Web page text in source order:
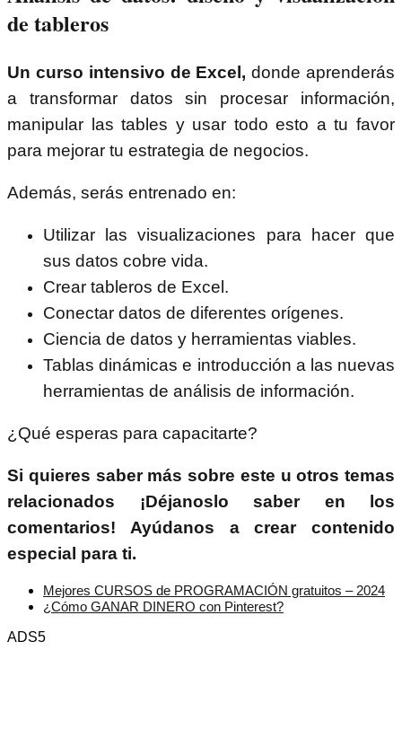
de tableros
Un curso intensivo de Excel,donde aprenderás
a transformar datos sin procesar información,
manipular las tables y usar todo esto a tu favor
para mejorar tu estrategia de negocios.
Además, serás entrenado en:
Utilizar las visualizaciones para hacer que
sus datos cobre vida.
Crear tableros de Excel.
Conectar datos de diferentes orígenes.
Ciencia de datos y herramientas viables.
Tablas dinámicas e introducción a las nuevas
herramientas de análisis de información.
¿Qué esperas para capacitarte?
Si quieres saber más sobre este u otros temas
relacionados ¡Déjanoslo saber en los
comentarios! Ayúdanos a crear contenido
especial para ti.
Mejores CURSOS de PROGRAMACIÓN gratuitos – 2024
¿Cómo GANAR DINERO con Pinterest?
ADS5